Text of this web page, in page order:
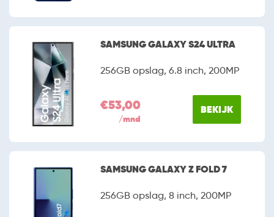
SAMSUNG GALAXY S24 ULTRA
256GB opslag, 6.8 inch, 200MP
€53,00
/mnd
BEKIJK
SAMSUNG GALAXY Z FOLD 7
256GB opslag, 8 inch, 200MP